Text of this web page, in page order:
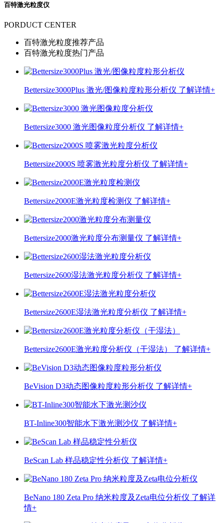
百特激光粒度仪
PORDUCT CENTER
百特激光粒度推荐产品
百特激光粒度热门产品
Bettersize3000Plus 激光/图像粒度粒形分析仪 了解详情+
Bettersize3000 激光图像粒度分析仪 了解详情+
Bettersize2000S 喷雾激光粒度分析仪 了解详情+
Bettersize2000E激光粒度检测仪 了解详情+
Bettersize2000激光粒度分布测量仪 了解详情+
Bettersize2600湿法激光粒度分析仪 了解详情+
Bettersize2600E湿法激光粒度分析仪 了解详情+
Bettersize2600E激光粒度分析仪（干湿法） 了解详情+
BeVision D3动态图像粒度粒形分析仪 了解详情+
BT-Inline300智能水下激光测沙仪 了解详情+
BeScan Lab 样品稳定性分析仪 了解详情+
BeNano 180 Zeta Pro 纳米粒度及Zeta电位分析仪 了解详
情+